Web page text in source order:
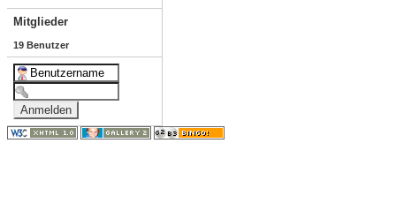
Mitglieder
19 Benutzer